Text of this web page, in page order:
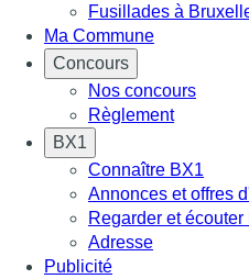
Fusillades à
Ma Commune
Concours
Nos concours
Règlement
BX1
Connaître BX1
Annonces et offres
Regarder et écouter
Adresse
Publicité